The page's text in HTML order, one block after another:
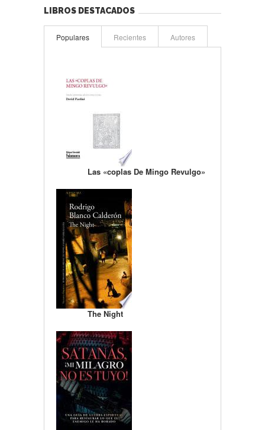
LIBROS DESTACADOS
Populares Recientes Autores
Las «coplas De Mingo Revulgo»
The Night